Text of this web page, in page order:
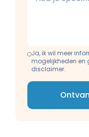
Ja, ik wil meer
mogelijkheden en
disclaimer.